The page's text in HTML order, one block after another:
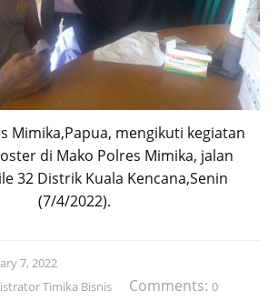
Mimika,Papua, mengikuti kegiatan
di Mako Polres Mimika, jalan
32 Distrik Kuala Kencana,Senin
(7/4/2022).
7, 2022
Timika Bisnis Comments: 0